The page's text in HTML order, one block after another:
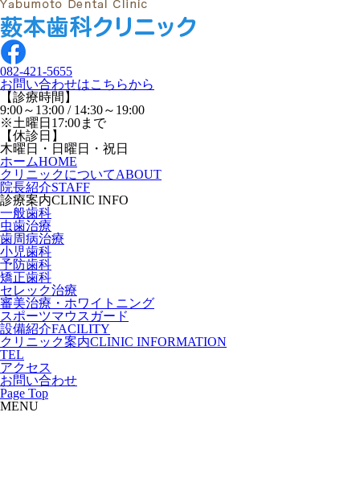
082-421-5655
お問い合わせはこちらから
【診療時間】
9:00～13:00 / 14:30～19:00
※土曜日17:00まで
【休診日】
木曜日・日曜日・祝日
ホームHOME
クリニックについてABOUT
院長紹介STAFF
診療案内CLINIC INFO
一般歯科
虫歯治療
歯周病治療
小児歯科
予防歯科
矯正歯科
セレック治療
審美治療・ホワイトニング
スポーツマウスガード
設備紹介FACILITY
クリニック案内CLINIC INFORMATION
TEL
アクセス
お問い合わせ
Page Top
MENU